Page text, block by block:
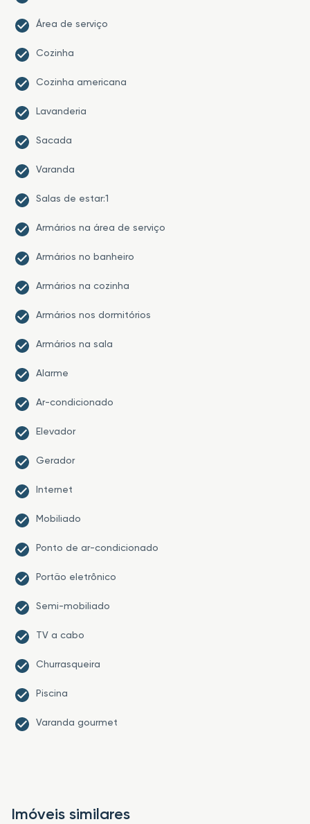
Área de serviço
Cozinha
Cozinha americana
Lavanderia
Sacada
Varanda
Salas de estar:1
Armários na área de serviço
Armários no banheiro
Armários na cozinha
Armários nos dormitórios
Armários na sala
Alarme
Ar-condicionado
Elevador
Gerador
Internet
Mobiliado
Ponto de ar-condicionado
Portão eletrônico
Semi-mobiliado
TV a cabo
Churrasqueira
Piscina
Varanda gourmet
Imóveis similares